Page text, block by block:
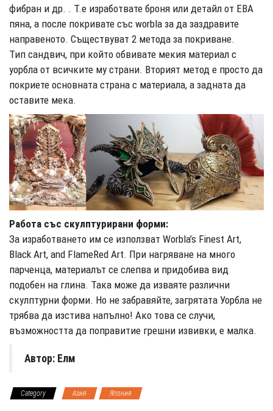
фибран и др. . Т.е изработвате броня или детайл от ЕВА
пяна, а после покривате със worbla за да заздравите
направеното. Съществуват 2 метода за покриване.
Тип сандвич, при който обвивате мекия материал с
уорбла от всичките му страни. Вторият метод е просто да
покриете основната страна с материала, а задната да
оставите мека.
Работа със скулптурирани форми:
За изработването им се използват Worbla’s Finest Art,
Black Art, and FlameRed Art. При нагряване на много
парченца, материалът се слепва и придобива вид
подобен на глина. Така може да изваяте различни
скулптурни форми. Но не забравяйте, загрятата Уорбла не
трябва да изстива напълно! Ако това се случи,
възможността да поправитие грешни извивки, е малка.
Автор: Елм
Category Азия Япония